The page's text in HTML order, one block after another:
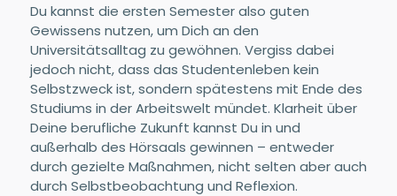
Du kannst die ersten Semester also guten
Gewissens nutzen, um Dich an den
Universitätsalltag zu gewöhnen. Vergiss dabei
jedoch nicht, dass das Studentenleben kein
Selbstzweck ist, sondern spätestens mit Ende des
Studiums in der Arbeitswelt mündet. Klarheit über
Deine berufliche Zukunft kannst Du in und
außerhalb des Hörsaals gewinnen – entweder
durch gezielte Maßnahmen, nicht selten aber auch
durch Selbstbeobachtung und Reflexion.